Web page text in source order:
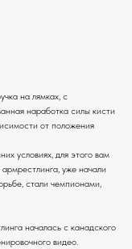
на лямках, с
наработка силы кисти
от положения
условиях, для этого вам
уже начали
стали чемпионами,
началась с канадского
видео.